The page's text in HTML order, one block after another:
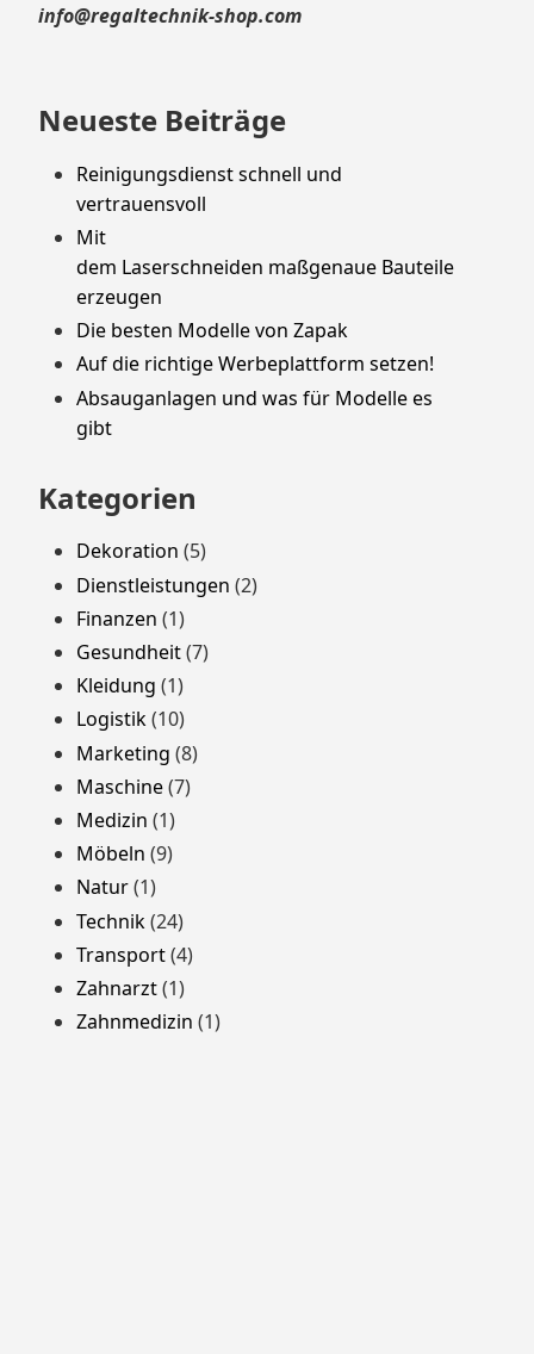
info@regaltechnik-shop.com
Neueste Beiträge
Reinigungsdienst schnell und
vertrauensvoll
Mit
dem Laserschneiden maßgenaue Bauteile
erzeugen
Die besten Modelle von Zapak
Auf die richtige Werbeplattform setzen!
Absauganlagen und was für Modelle es
gibt
Kategorien
Dekoration (5)
Dienstleistungen (2)
Finanzen (1)
Gesundheit(7)
Kleidung (1)
Logistik(10)
Marketing (8)
Maschine(7)
Medizin (1)
Möbeln (9)
Natur(1)
Technik(24)
Transport(4)
Zahnarzt(1)
Zahnmedizin (1)